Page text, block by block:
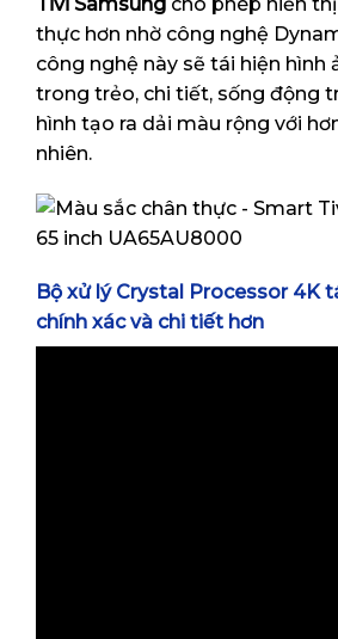
thực hơn nhờ công nghệ
công nghệ này sẽ tái hiện hình
trong trẻo, chi tiết, sống động
hình tạo ra dải màu rộng với
nhiên.
Bộ xử lý Crystal Processor 4K
chính xác và chi tiết hơn